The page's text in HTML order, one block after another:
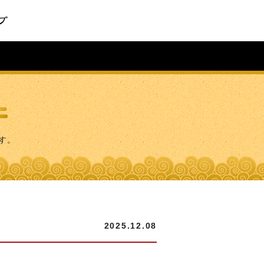
。
2025.12.08